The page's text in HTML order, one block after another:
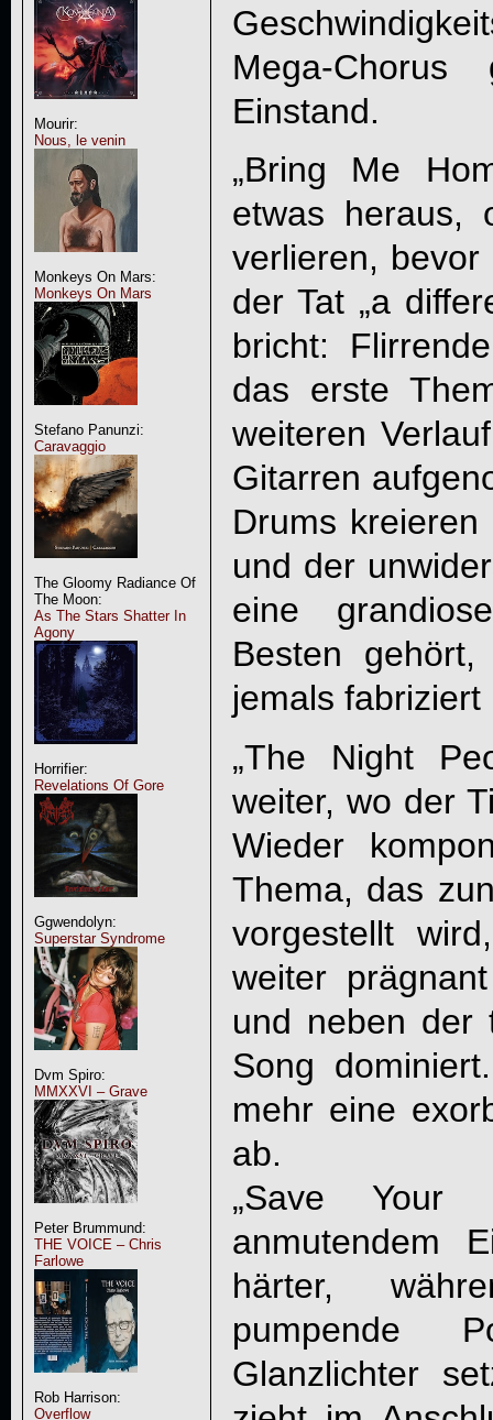
Mourir:
Nous, le venin
Monkeys On Mars:
Monkeys On Mars
Stefano Panunzi:
Caravaggio
The Gloomy Radiance Of
The Moon:
As The Stars Shatter In
Agony
Horrifier:
Revelations Of Gore
Ggwendolyn:
Superstar Syndrome
Dvm Spiro:
MMXXVI – Grave
Peter Brummund:
THE VOICE – Chris
Farlowe
Rob Harrison:
Overflow
Mega-
Einstand.
„Bring Me
etwas heraus,
verlieren, bevor
der Tat „a
bricht:
das erste
weiteren
Gitarren
Drums
und der
eine
Besten
jemals
„The Night
weiter, wo der
Wieder
Thema, das
vorgestellt
weiter
und neben der
Song
mehr eine
ab.
„Save Your
anmutendem
härter,
pumpende
Glanzlichter